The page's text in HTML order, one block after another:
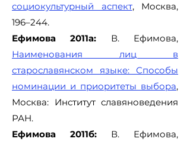
социокультурный аспект, Москва,
196–244.
Ефимова 2011а: В. Ефимова,
Наименования лиц в
старославянском языке: Способы
номинации и приоритеты выбора,
Москва: Институт славяноведения
РАН.
Ефимова 2011б: В. Ефимова,